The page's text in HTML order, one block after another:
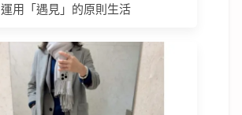
運用「遇見」的原則生活